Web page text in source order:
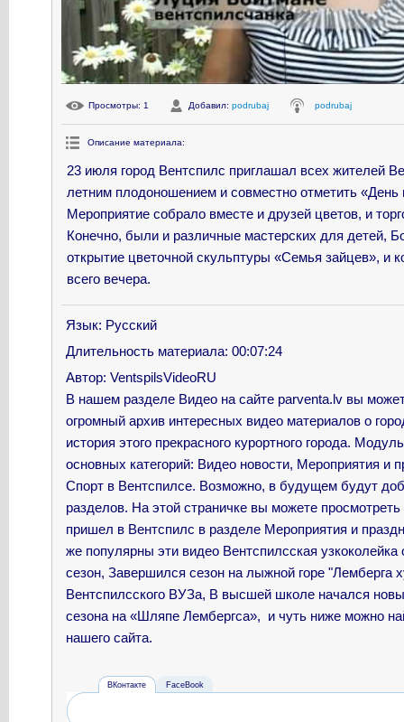
Просмотры: 1 Добавил: podrubaj podrubaj
Описание материала:
23 июля город Вентспилс приглашал всех жителей
летним плодоношением и совместно отметить «День
Мероприятие собрало вместе и друзей цветов, и
Конечно, были и различные мастерских для детей,
открытие цветочной скульптуры «Семья зайцев», и
всего вечера.
Язык: Русский
Длительность материала: 00:07:24
Автор: VentspilsVideoRU
В нашем разделе Видео на сайте parventa.lv вы
огромный архив интересных видео материалов о
история этого прекрасного курортного города.
основных категорий: Видео новости, Мероприятия и
Спорт в Вентспилсе. Возможно, в будущем будут
разделов. На этой страничке вы можете
пришел в Вентспилс в разделе Мероприятия и
же популярны эти видео Вентспилсская узкоколейка
сезон, Завершился сезон на лыжной горе "Лемберга
Вентспилсского ВУЗа, В высшей школе начался
сезона на «Шляпе Лембергса», и чуть ниже можно
нашего сайта.
ВКонтакте FaceBook